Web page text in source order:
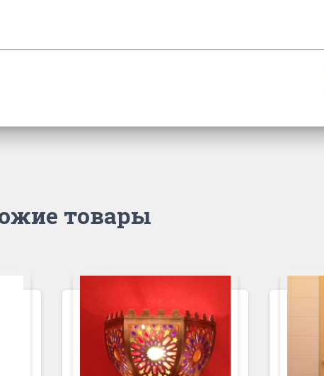
товары